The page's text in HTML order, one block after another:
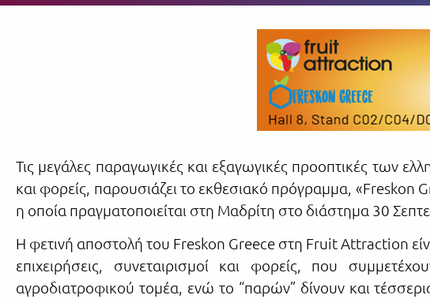
Τις μεγάλες παραγωγικές και εξαγωγικές προοπτικές των
και φορείς, παρουσιάζει το εκθεσιακό πρόγραμμα,
η οποία πραγματοποιείται στη Μαδρίτη στο διάστημα 30
Η φετινή αποστολή του Freskon Greece στη Fruit Attraction
επιχειρήσεις, συνεταιρισμοί και φορείς, που
αγροδιατροφικού τομέα, ενώ το “παρών” δίνουν και